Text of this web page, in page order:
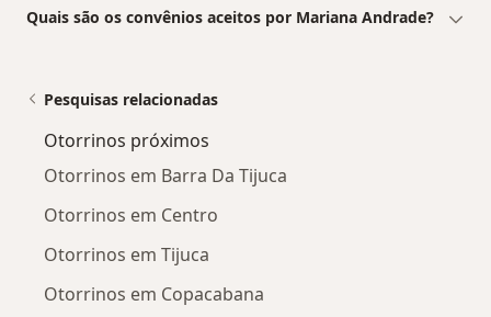
Quais são os convênios aceitos por Mariana Andrade?
Pesquisas relacionadas
Otorrinos próximos
Otorrinos em Barra Da Tijuca
Otorrinos em Centro
Otorrinos em Tijuca
Otorrinos em Copacabana